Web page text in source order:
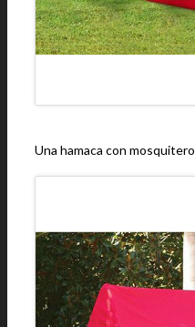
Una hamaca con mosquitero